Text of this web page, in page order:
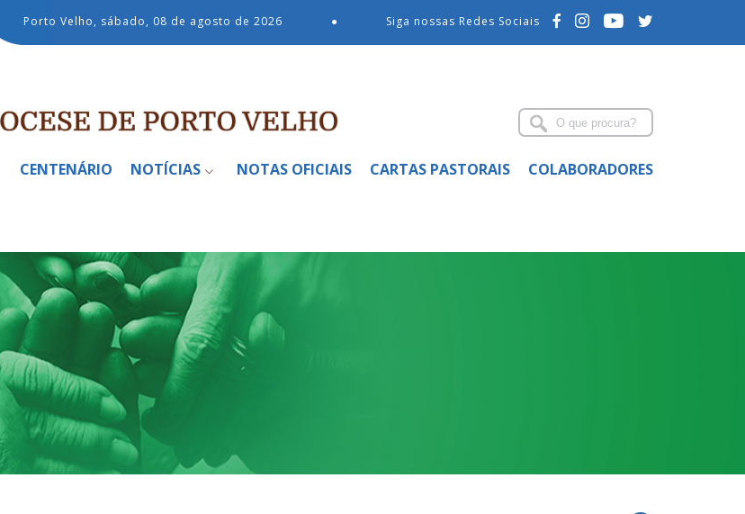
Porto Velho, sábado, 08 de agosto de 2026 ● Siga nossas Redes Sociais
CENTENÁRIO NOTÍCIAS NOTAS OFICIAIS CARTAS PASTORAIS COLABORADORES